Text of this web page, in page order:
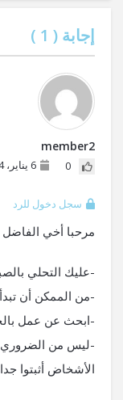
إجابة ( 1
)
member2
0 6 يناير، 2014 في 7:28 ص
سجل دخول للرد
مرحبا أخي الفاضل
-عليك التحلي
-من الممكن أن
-ابحث عن عمل
-ليس من
الأشخاض أثبتوا